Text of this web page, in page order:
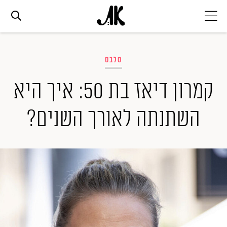
אופנה
ביוטי
סלבס
ערוצים נוספים
המגזין
סלבס
קמרון דיאז בת 50: איך היא
השתנתה לאורך השנים?